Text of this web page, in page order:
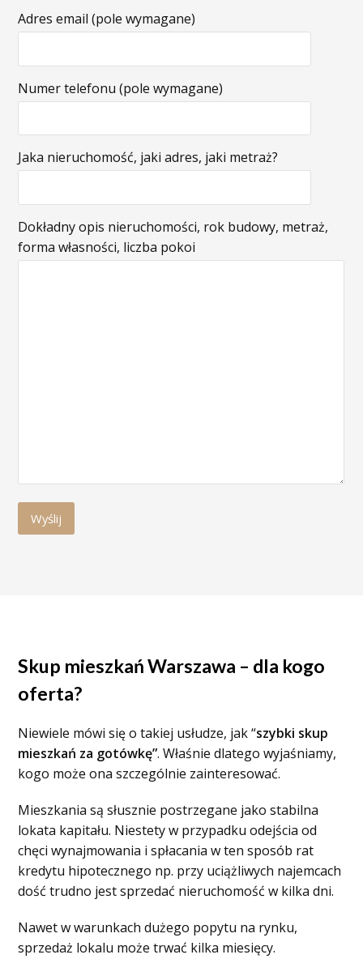
Adres email (pole wymagane)
Numer telefonu (pole wymagane)
Jaka nieruchomość, jaki adres, jaki metraż?
Dokładny opis nieruchomości, rok budowy, metraż,
forma własności, liczba pokoi
Skup mieszkań Warszawa – dla kogo
oferta?
Niewiele mówi się o takiej usłudze, jak “szybki skup
mieszkań za gotówkę”. Właśnie dlatego wyjaśniamy,
kogo może ona szczególnie zainteresować.
Mieszkania są słusznie postrzegane jako stabilna
lokata kapitału. Niestety w przypadku odejścia od
chęci wynajmowania i spłacania w ten sposób rat
kredytu hipotecznego np. przy uciążliwych najemcach
dość trudno jest sprzedać nieruchomość w kilka dni.
Nawet w warunkach dużego popytu na rynku,
sprzedaż lokalu może trwać kilka miesięcy.